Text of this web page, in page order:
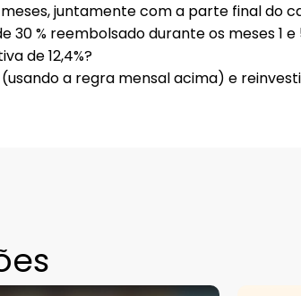
juntamente com a parte final do
% reembolsado durante os meses 1
de 12,4%?
a regra mensal acima) e